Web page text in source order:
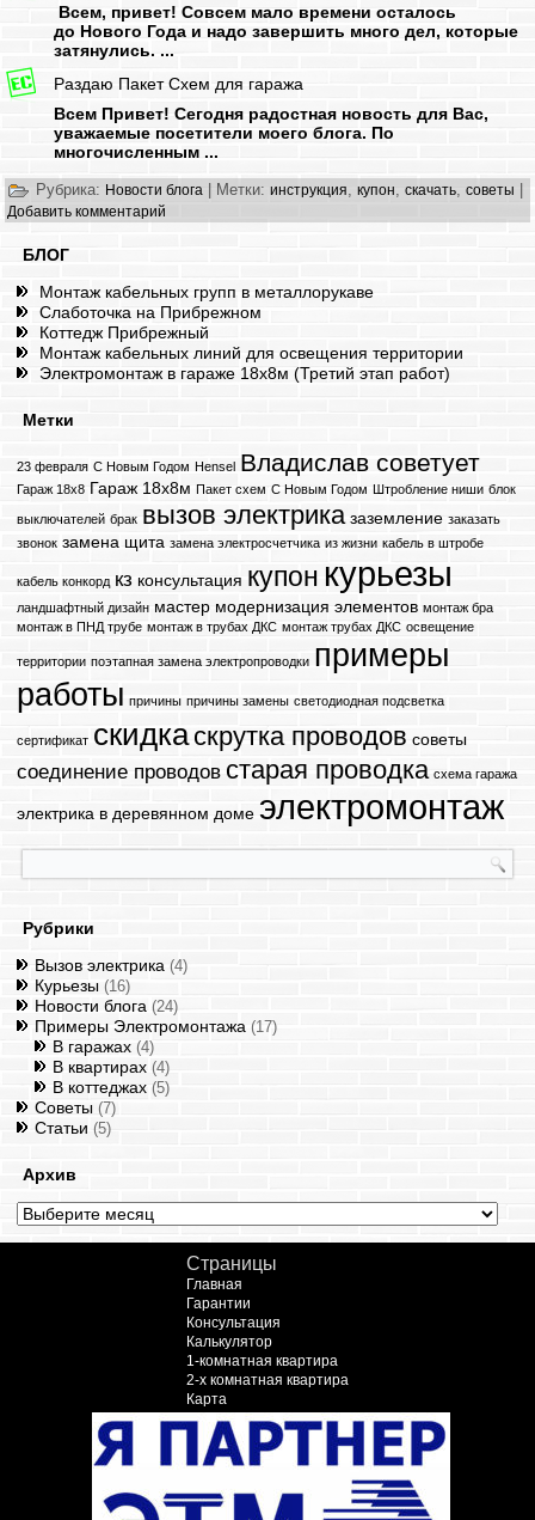
Всем, привет! Совсем мало времени осталось
до Нового Года и надо завершить много дел, которые
затянулись. ...
Раздаю Пакет Схем для гаража
Всем Привет! Сегодня радостная новость для Вас,
уважаемые посетители моего блога. По
многочисленным ...
Рубрика: Новости блога Метки: инструкция,купон,скачать,советы
Добавить комментарий
БЛОГ
Монтаж кабельных групп в металлорукаве
Слаботочка на Прибрежном
Коттедж Прибрежный
Монтаж кабельных линий для освещения территории
Электромонтаж в гараже 18х8м (Третий этап работ)
Метки
23 февраля C Новым Годом Hensel Владислав советует
Гараж 18х8 Гараж 18х8м Пакет схем С Новым Годом Штробление ниши блок
выключателей брак вызов электрика заземление заказать
звонок замена щита замена электросчетчика из жизни кабель в штробе
кабель конкорд кз консультация купон курьезы
ландшафтный дизайн мастер модернизация элементов монтаж бра
монтаж в ПНД трубе монтаж в трубах ДКС монтаж трубах ДКС освещение
территории поэтапная замена электропроводки примеры
работы причины причины замены светодиодная подсветка
сертификат скидкаскрутка проводов советы
соединение проводов старая проводка схема гаража
электрика в деревянном доме электромонтаж
Рубрики
Вызов электрика (4)
Курьезы (16)
Новости блога (24)
Примеры Электромонтажа (17)
В гаражах (4)
В квартирах (4)
В коттеджах (5)
Советы (7)
Статьи (5)
Архив
Архив
Страницы
Главная
Гарантии
Консультация
Калькулятор
1-комнатная квартира
2-х комнатная квартира
Карта